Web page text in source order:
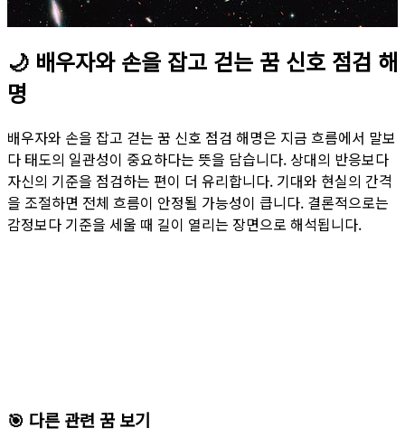
🌙 배우자와 손을 잡고 걷는 꿈 신호 점검 해
명
배우자와 손을 잡고 걷는 꿈 신호 점검 해명은 지금 흐름에서 말보
다 태도의 일관성이 중요하다는 뜻을 담습니다. 상대의 반응보다
자신의 기준을 점검하는 편이 더 유리합니다. 기대와 현실의 간격
을 조절하면 전체 흐름이 안정될 가능성이 큽니다. 결론적으로는
감정보다 기준을 세울 때 길이 열리는 장면으로 해석됩니다.
🎯 다른 관련 꿈 보기